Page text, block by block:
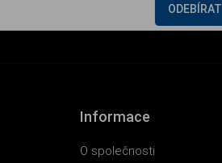
ODEBÍRAT
Informace
O společnosti